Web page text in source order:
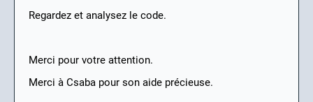
Regardez et analysez le code.
Merci pour votre attention.
Merci à Csaba pour son aide précieuse.